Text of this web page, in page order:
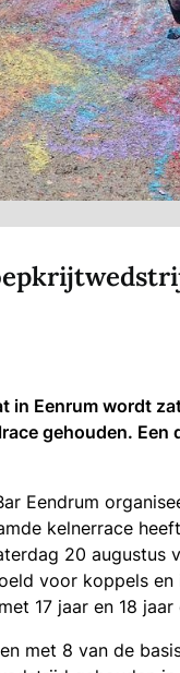
in Eenrum wordt
gehouden.
Eendrum
kelnerrace
20 augustus
voor koppels
17 jaar en 18 jaar
met 8 van de